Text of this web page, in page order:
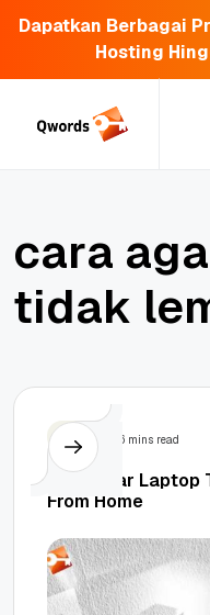
Dapatkan Berbagai
Hosting
cara aga
tidak le
6 mins read
Cara Agar
From Home